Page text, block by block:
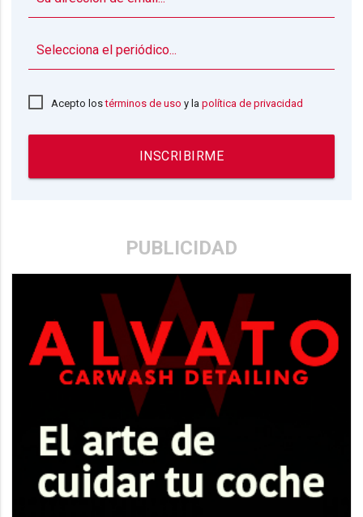
Acepto lostérminos de uso y lapolítica de privacidad
INSCRIBIRME
PUBLICIDAD